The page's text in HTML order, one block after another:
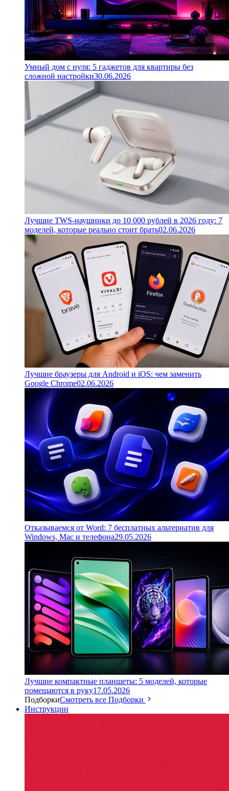
Умный дом с нуля: 5 гаджетов для квартиры без
сложной настройки30.06.2026
Лучшие TWS-наушники до 10 000 рублей в 2026 году: 7
моделей, которые реально стоит брать02.06.2026
Лучшие браузеры для Android и iOS: чем заменить
Google Chrome02.06.2026
Отказываемся от Word: 7 бесплатных альтернатив для
Windows, Mac и телефона29.05.2026
Лучшие компактные планшеты: 5 моделей, которые
помещаются в руку17.05.2026
ПодборкиСмотреть все Подборки
Инструкции